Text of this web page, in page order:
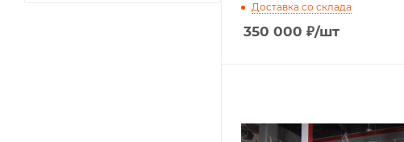
Доставка со склада
350 000 ₽/шт